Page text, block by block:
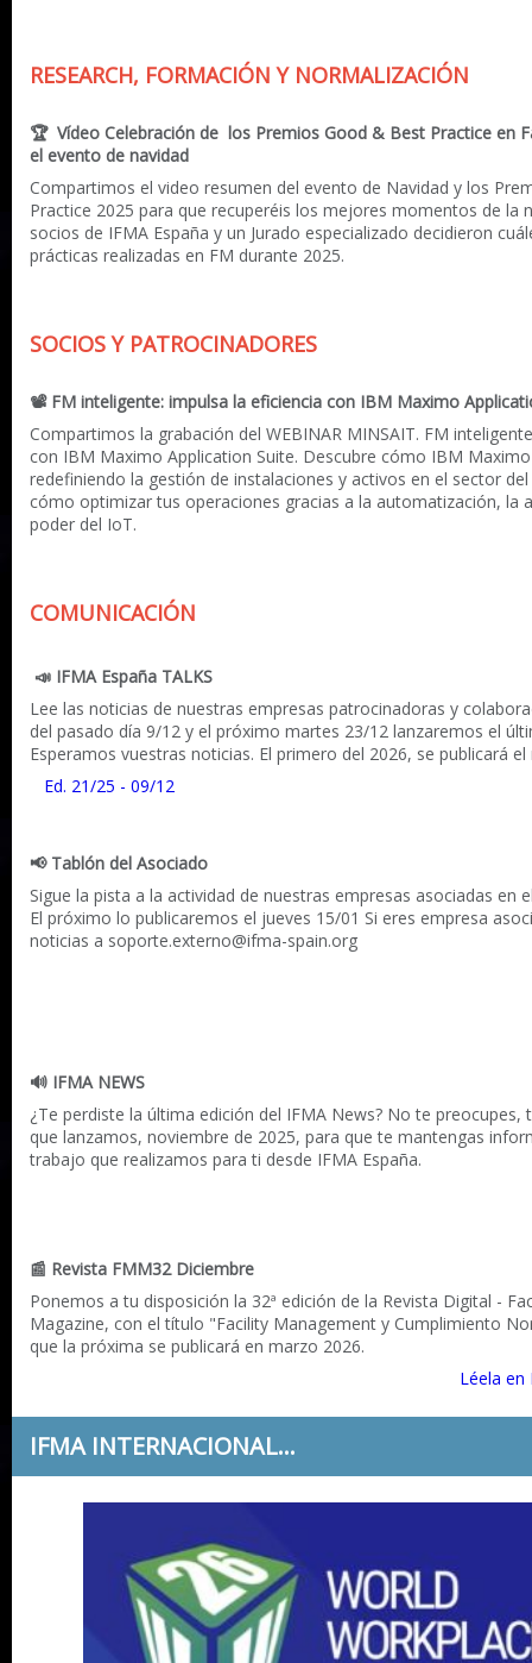
RESEARCH, FORMACIÓN Y NORMALIZACIÓN
🏆Vídeo Celebración de los Premios Good & Best Practice en
el evento de navidad
Compartimos el video resumen del evento de Navidad y los
Practice 2025 para que recuperéis los mejores momentos de la
socios de IFMA España y un Jurado especializado decidieron
prácticas realizadas en FM durante 2025.
SOCIOS Y PATROCINADORES
📽 FM inteligente: impulsa la eficiencia con IBM Maximo
Compartimos la grabación del WEBINAR MINSAIT. FM
con IBM Maximo Application Suite. Descubre cómo IBM
redefiniendo la gestión de instalaciones y activos en el sector
cómo optimizar tus operaciones gracias a la automatización, la
poder del IoT.
COMUNICACIÓN
📣 IFMA España TALKS
Lee las noticias de nuestras empresas patrocinadoras y
del pasado día 9/12 y el próximo martes 23/12 lanzaremos el
Esperamos vuestras noticias. El primero del 2026, se publicará
Ed. 21/25 - 09/12
📢 Tablón del Asociado
Sigue la pista a la actividad de nuestras empresas asociadas en
El próximo lo publicaremos el jueves 15/01 Si eres empresa
noticias a soporte.externo@ifma-spain.org
🔊 IFMA NEWS
¿Te perdiste la última edición del IFMA News? No te
que lanzamos, noviembre de 2025, para que te mantengas
trabajo que realizamos para ti desde IFMA España.
📰 Revista FMM32 Diciembre
Ponemos a tu disposición la 32ª edición de la Revista Digital -
Magazine, con el título "Facility Management y Cumplimiento
que la próxima se publicará en marzo 2026.
Léela en
IFMA INTERNACIONAL...